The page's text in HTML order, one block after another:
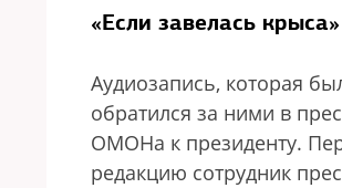
«Если завелась крыса»
Аудиозапись, которая
обратился за ними в
ОМОНа к президенту.
редакцию сотрудник